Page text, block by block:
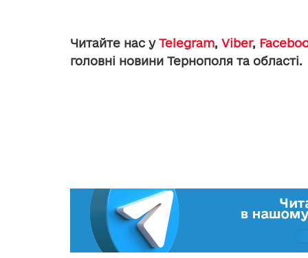
Читайте нас у Telegram, Viber,
головні новини Тернополя та області.